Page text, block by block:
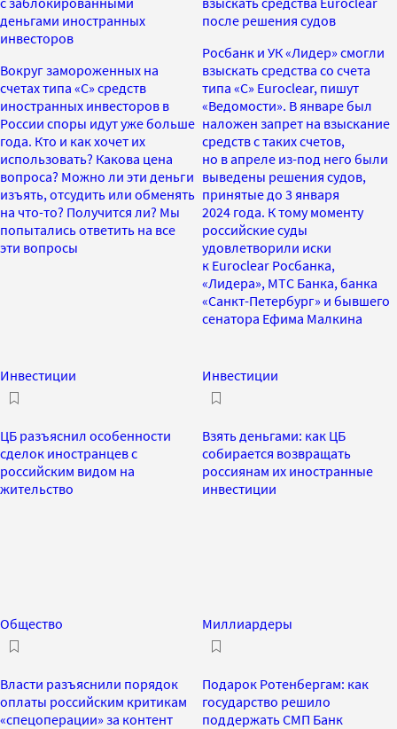
деньгами иностранных
инвесторов
Вокруг замороженных на
счетах типа «С» средств
иностранных инвесторов в
России споры идут уже больше
года. Кто и как хочет их
использовать? Какова цена
вопроса? Можно ли эти деньги
изъять, отсудить или обменять
на что-то? Получится ли? Мы
попытались ответить на все
эти вопросы
после решения судов
Росбанк и УК «Лидер» смогли
взыскать средства со счета
типа «С» Euroclear, пишут
«Ведомости». В январе был
наложен запрет на взыскание
средств с таких счетов,
но в апреле из-под него были
выведены решения судов,
принятые до 3 января
2024 года. К тому моменту
российские суды
удовлетворили иски
к Euroclear Росбанка,
«Лидера», МТС Банка, банка
«Санкт-Петербург» и бывшего
сенатора Ефима Малкина
Инвестиции
ЦБ разъяснил особенности
сделок иностранцев с
российским видом на
жительство
Инвестиции
Взять деньгами: как ЦБ
собирается возвращать
россиянам их иностранные
инвестиции
Общество
Власти разъяснили порядок
оплаты российским критикам
«спецоперации» за контент
Миллиардеры
Подарок Ротенбергам: как
государство решило
поддержать СМП Банк